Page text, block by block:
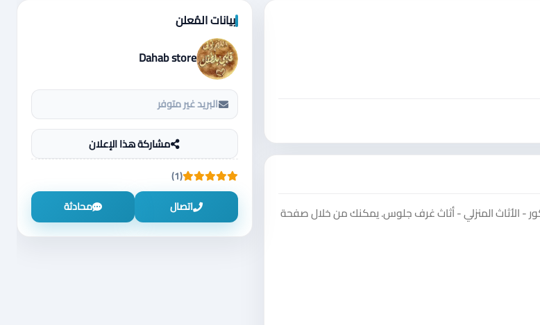
ضمن فئة أثاث وديكور - الأثاث المنزلي - أثاث غرف جلوس. يمكنك من خلال صفحة
بيانات المُعلن
Dahab store
البريد غير متوفر
مشاركة هذا الإعلان
(1)
اتصال
محادثة